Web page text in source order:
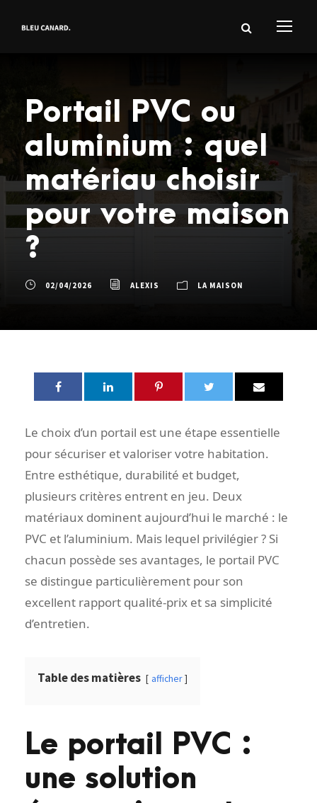
Portail PVC ou
aluminium : quel
matériau choisir
pour votre maison
?
02/04/2026 ALEXIS LA MAISON
Le choix d’un portail est une étape essentielle
pour sécuriser et valoriser votre habitation.
Entre esthétique, durabilité et budget,
plusieurs critères entrent en jeu. Deux
matériaux dominent aujourd’hui le marché : le
PVC et l’aluminium. Mais lequel privilégier ? Si
chacun possède ses avantages, le portail PVC
se distingue particulièrement pour son
excellent rapport qualité-prix et sa simplicité
d’entretien.
Table des matières afficher
Le portail PVC :
une solution